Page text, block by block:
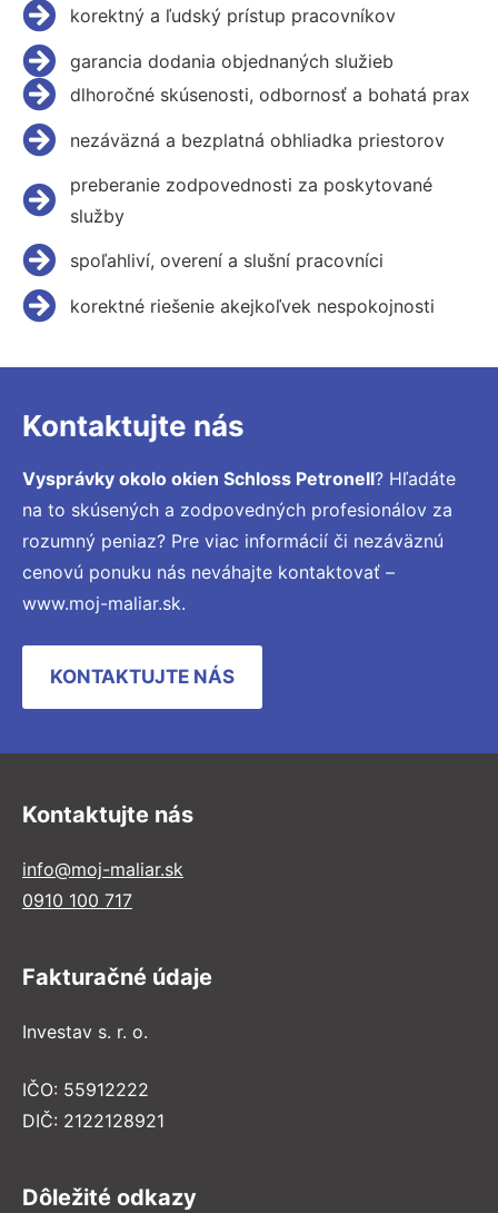
korektný a ľudský prístup pracovníkov
garancia dodania objednaných služieb
dlhoročné skúsenosti, odbornosť a bohatá prax
nezáväzná a bezplatná obhliadka priestorov
preberanie zodpovednosti za poskytované
služby
spoľahliví, overení a slušní pracovníci
korektné riešenie akejkoľvek nespokojnosti
Kontaktujte nás
Vysprávky okolo okien Schloss Petronell? Hľadáte
na to skúsených a zodpovedných profesionálov za
rozumný peniaz? Pre viac informácií či nezáväznú
cenovú ponuku nás neváhajte kontaktovať –
www.moj-maliar.sk.
KONTAKTUJTE NÁS
Kontaktujte nás
info@moj-maliar.sk
0910 100 717
Fakturačné údaje
Investav s. r. o.
IČO: 55912222
DIČ: 2122128921
Dôležité odkazy